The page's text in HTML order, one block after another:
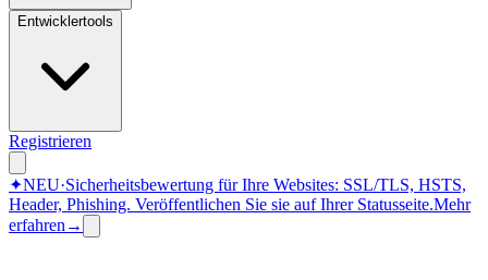
Entwicklertools
Registrieren
✦NEU·Sicherheitsbewertung für Ihre Websites: SSL/TLS, HSTS,
Header, Phishing. Veröffentlichen Sie sie auf Ihrer Statusseite.Mehr
erfahren →